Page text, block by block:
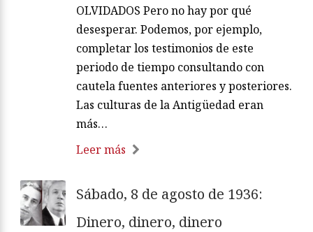
OLVIDADOS Pero no hay por qué
desesperar. Podemos, por ejemplo,
completar los testimonios de este
periodo de tiempo consultando con
cautela fuentes anteriores y posteriores.
Las culturas de la Antigüedad eran
más…
Leer más
Sábado, 8 de agosto de 1936:
Dinero, dinero, dinero